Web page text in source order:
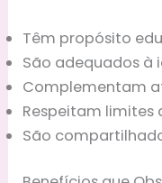
Têm propósito
São adequados à
Complementam
Respeitam limites
São